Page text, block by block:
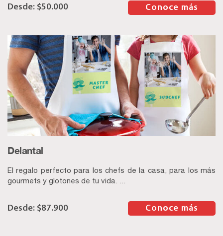
$50.000 Conoce más
Delantal
El regalo perfecto para los chefs de la casa, para los más
gourmets y glotones de tu vida. ...
$87.900 Conoce más